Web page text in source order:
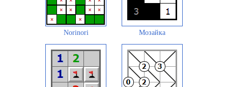
Norinori Мозайка